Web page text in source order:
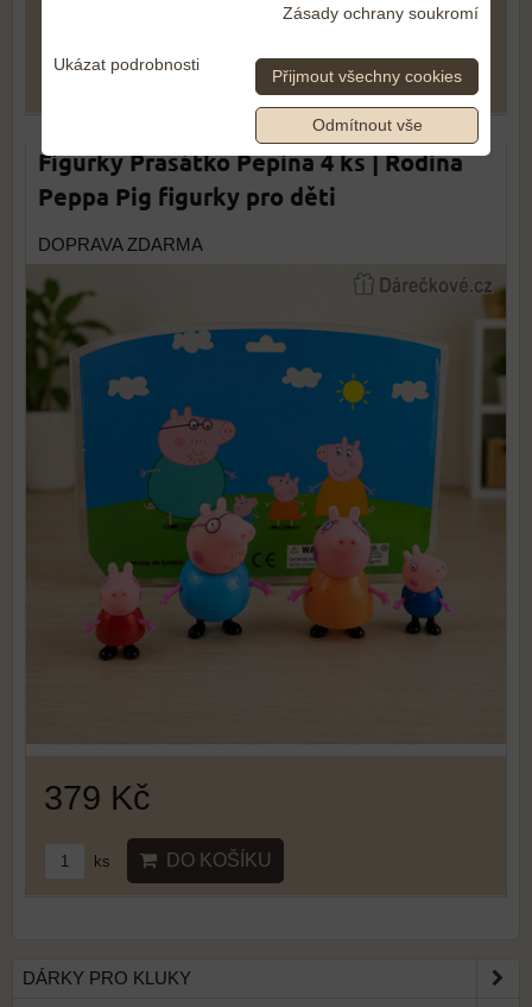
Figurky Prasátko Pepina 4 ks | Rodina
Peppa Pig figurky pro děti
DOPRAVA ZDARMA
379 Kč
ks DO KOŠÍKU
DÁRKY PRO KLUKY
Zásady ochrany soukromí
Ukázat podrobnosti
Přijmout všechny cookies
Odmítnout vše